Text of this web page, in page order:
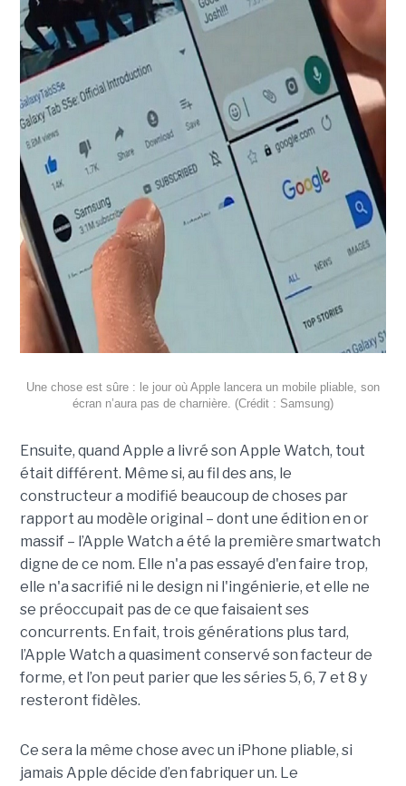
Une chose est sûre : le jour où Apple lancera un mobile pliable, son
écran n’aura pas de charnière. (Crédit : Samsung)
Ensuite, quand Apple a livré son Apple Watch, tout
était différent. Même si, au fil des ans, le
constructeur a modifié beaucoup de choses par
rapport au modèle original – dont une édition en or
massif – l’Apple Watch a été la première smartwatch
digne de ce nom. Elle n'a pas essayé d'en faire trop,
elle n'a sacrifié ni le design ni l'ingénierie, et elle ne
se préoccupait pas de ce que faisaient ses
concurrents. En fait, trois générations plus tard,
l’Apple Watch a quasiment conservé son facteur de
forme, et l’on peut parier que les séries 5, 6, 7 et 8 y
resteront fidèles.
Ce sera la même chose avec un iPhone pliable, si
jamais Apple décide d’en fabriquer un. Le